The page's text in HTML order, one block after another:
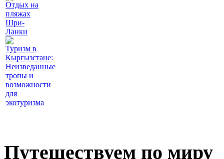
Отдых на
пляжах
Шри-
Ланки
Туризм в
Кыргызстане:
Неизведанные
тропы и
возможности
для
экотуризма
Путешествуем по миру